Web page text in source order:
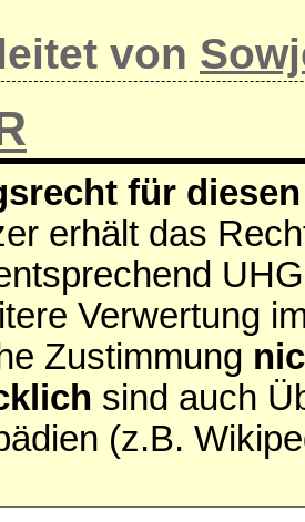
von
für
erhält das
Verwertung
Zustimmung
sind auch
(z.B.